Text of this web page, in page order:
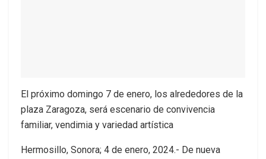
El próximo domingo 7 de enero, los alrededores de la
plaza Zaragoza, será escenario de convivencia
familiar, vendimia y variedad artística
Hermosillo, Sonora; 4 de enero, 2024.- De nueva